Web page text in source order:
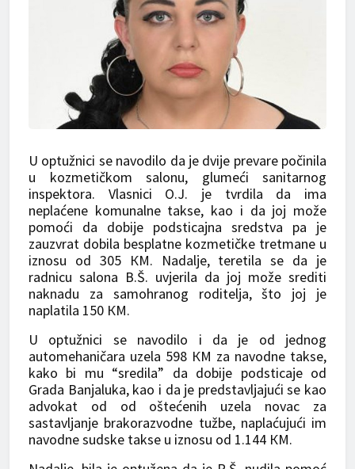
U optužnici se navodilo da je dvije prevare počinila
u kozmetičkom salonu, glumeći sanitarnog
inspektora. Vlasnici O.J. je tvrdila da ima
neplaćene komunalne takse, kao i da joj može
pomoći da dobije podsticajna sredstva pa je
zauzvrat dobila besplatne kozmetičke tretmane u
iznosu od 305 КM. Nadalje, teretila se da je
radnicu salona B.Š. uvjerila da joj može srediti
naknadu za samohranog roditelja, što joj je
naplatila 150 КM.
U optužnici se navodilo i da je od jednog
automehaničara uzela 598 КM za navodne takse,
kako bi mu “sredila” da dobije podsticaje od
Grada Banjaluka, kao i da je predstavljajući se kao
advokat od od oštećenih uzela novac za
sastavljanje brakorazvodne tužbe, naplaćujući im
navodne sudske takse u iznosu od 1.144 КM.